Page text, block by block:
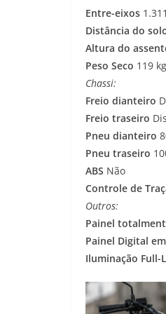
Entre-eixos
Distância do
Altura do
Peso Seco 119 kg
Chassi:
Freio dianteiro
Freio traseiro
Pneu dianteiro
Pneu traseiro
ABS Não
Controle de
Outros:
Painel
Painel Digital
Iluminação Full-